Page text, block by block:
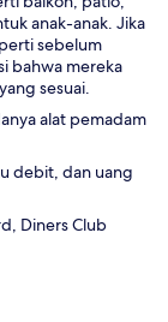
anak-anak. Jika
sebelum
bahwa mereka
sesuai.
alat pemadam
debit, dan uang
Diners Club